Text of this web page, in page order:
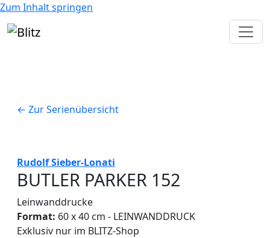
Zum Inhalt springen
← Zur Serienübersicht
Rudolf Sieber-Lonati
BUTLER PARKER 152
Leinwanddrucke
Format: 60 x 40 cm - LEINWANDDRUCK
Exklusiv nur im BLITZ-Shop